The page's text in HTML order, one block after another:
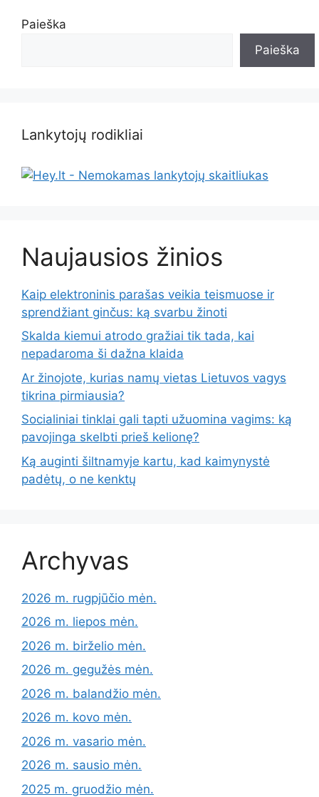
Paieška
Paieška
Lankytojų rodikliai
Naujausios žinios
Kaip elektroninis parašas veikia teismuose ir
sprendžiant ginčus: ką svarbu žinoti
Skalda kiemui atrodo gražiai tik tada, kai
nepadaroma ši dažna klaida
Ar žinojote, kurias namų vietas Lietuvos vagys
tikrina pirmiausia?
Socialiniai tinklai gali tapti užuomina vagims: ką
pavojinga skelbti prieš kelionę?
Ką auginti šiltnamyje kartu, kad kaimynystė
padėtų, o ne kenktų
Archyvas
2026 m. rugpjūčio mėn.
2026 m. liepos mėn.
2026 m. birželio mėn.
2026 m. gegužės mėn.
2026 m. balandžio mėn.
2026 m. kovo mėn.
2026 m. vasario mėn.
2026 m. sausio mėn.
2025 m. gruodžio mėn.